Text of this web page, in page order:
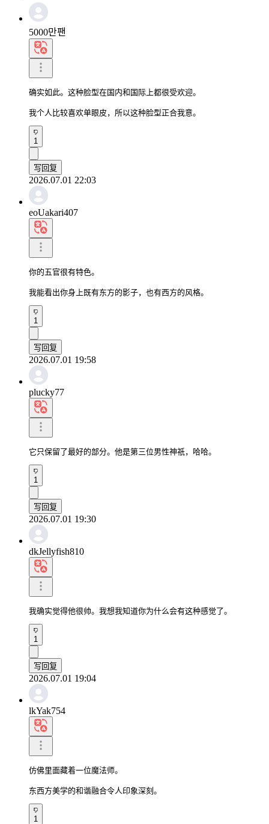
5000만팬
确实如此。这种脸型在国内和国际上都很受欢迎。
我个人比较喜欢单眼皮，所以这种脸型正合我意。
1
写回复
2026.07.01 22:03
eoUakari407
你的五官很有特色。
我能看出你身上既有东方的影子，也有西方的风格。
1
写回复
2026.07.01 19:58
plucky77
它只保留了最好的部分。他是第三位男性神祇，哈哈。
1
写回复
2026.07.01 19:30
dkJellyfish810
我确实觉得他很帅。我想我知道你为什么会有这种感觉了。
1
写回复
2026.07.01 19:04
lkYak754
仿佛里面藏着一位魔法师。
东西方美学的和谐融合令人印象深刻。
1